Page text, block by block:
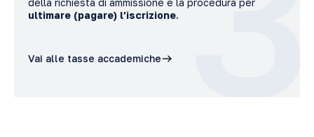
ultimare (pagare) l’iscrizione.
Vai alle tasse accademiche